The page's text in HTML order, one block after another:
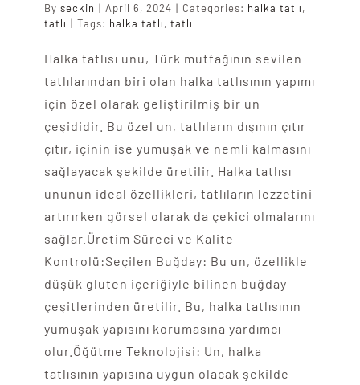
By seckin | April 6, 2024 | Categories: halka tatlı,
tatlı | Tags: halka tatlı, tatlı
Halka tatlısı unu, Türk mutfağının sevilen
tatlılarından biri olan halka tatlısının yapımı
için özel olarak geliştirilmiş bir un
çeşididir. Bu özel un, tatlıların dışının çıtır
çıtır, içinin ise yumuşak ve nemli kalmasını
sağlayacak şekilde üretilir. Halka tatlısı
ununun ideal özellikleri, tatlıların lezzetini
artırırken görsel olarak da çekici olmalarını
sağlar.Üretim Süreci ve Kalite
Kontrolü:Seçilen Buğday: Bu un, özellikle
düşük gluten içeriğiyle bilinen buğday
çeşitlerinden üretilir. Bu, halka tatlısının
yumuşak yapısını korumasına yardımcı
olur.Öğütme Teknolojisi: Un, halka
tatlısının yapısına uygun olacak şekilde